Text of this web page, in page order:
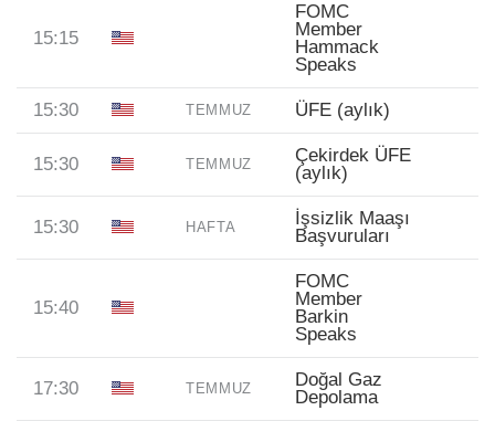
15:15
FOMC
Member
Hammack
Speaks
15:30 TEMMUZ ÜFE (aylık)
15:30 TEMMUZ
Çekirdek ÜFE
(aylık)
15:30 HAFTA
İşsizlik Maaşı
Başvuruları
15:40
FOMC
Member
Barkin
Speaks
17:30 TEMMUZ
Doğal Gaz
Depolama